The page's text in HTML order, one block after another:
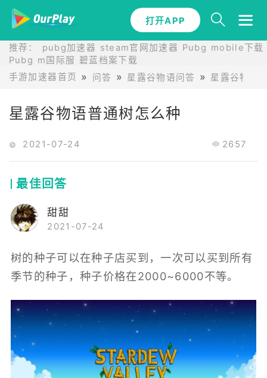
打开APP
推荐： pubg加速器 steam官网加速器 Pubg mobile下载
Pubg m国际服 碧蓝档案下载
手游加速器首页
问答 星露谷物语问答 星露谷物语
星露谷物语普通树怎么种
2021-07-24 2657
最佳回答
甜甜
2021-07-24
树的种子可以在种子店买到，一次可以买到所有
季节的种子，种子价格在2000~6000不等。